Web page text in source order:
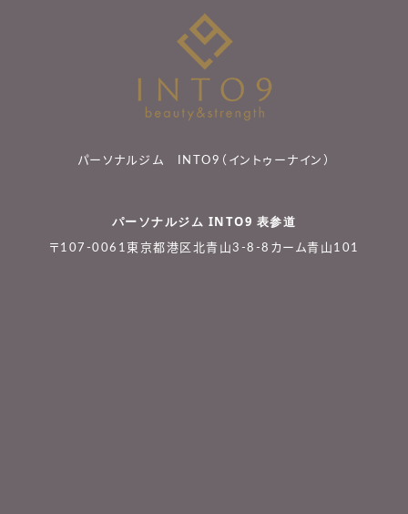
パーソナルジム INTO9（イントゥーナイン）
パーソナルジム INTO9 表参道
〒107-0061東京都港区北青山3-8-8カーム青山101